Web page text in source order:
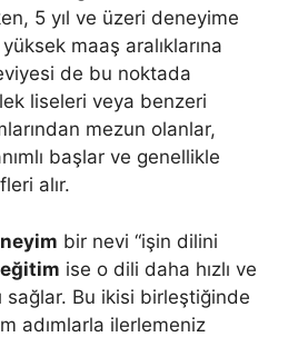
5 yıl ve üzeri deneyime
maaş aralıklarına
de bu noktada
liseleri veya benzeri
mezun olanlar,
başlar ve genellikle
alır.
bir nevi “işin dilini
eğitim ise o dili daha hızlı ve
sağlar. Bu ikisi birleştiğinde
adımlarla ilerlemeniz